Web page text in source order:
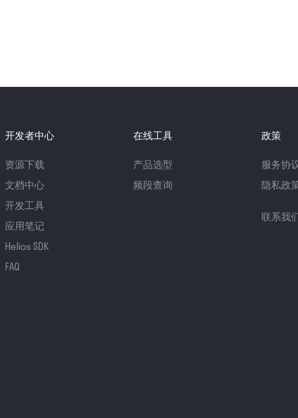
开发者中心
资源下载
文档中心
开发工具
应用笔记
Helios SDK
FAQ
在线工具
产品选型
频段查询
政策
服务协
隐私政
联系我